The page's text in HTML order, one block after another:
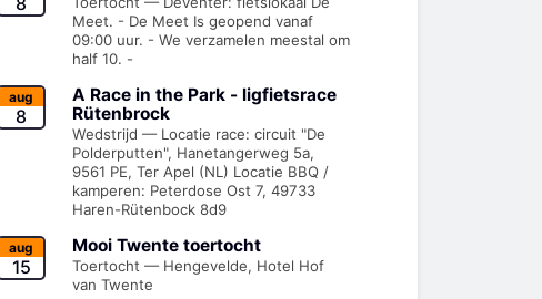
EuSupino 🡺
🡺
Meet. - De Meet Is geopend vanaf
09:00 uur. - We verzamelen meestal om
half 10. -
aug
8
A Race in the Park - ligfietsrace
Rütenbrock
Wedstrijd — Locatie race: circuit "De
Polderputten", Hanetangerweg 5a,
9561 PE, Ter Apel (NL) Locatie BBQ /
kamperen: Peterdose Ost 7, 49733
Haren-Rütenbock 8d9
aug
15
Mooi Twente toertocht
Toertocht — Hengevelde, Hotel Hof
van Twente